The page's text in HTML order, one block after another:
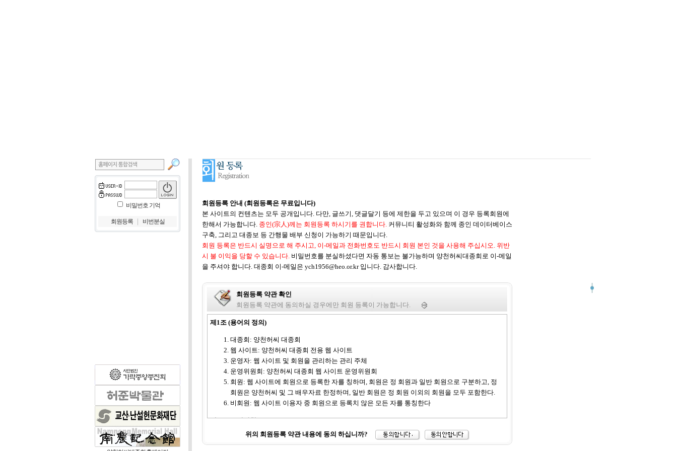
비밀번호 기억
회원등록 비번분실
회원등록 안내 (회원등록은 무료입니다)
본 사이트의 컨텐츠는 모두 공개입니다. 다만, 글쓰기, 댓글달기 등에 제한을 두고 있으며 이 경우 등록회원에
한해서 가능합니다. 종인(宗人)께는 회원등록 하시기를 권합니다. 커뮤니티 활성화와 함께 종인 데이터베이스
구축, 그리고 대종보 등 간행물 배부 신청이 가능하기 때문입니다.
회원 등록은 반드시 실명으로 해 주시고, 이-메일과 전화번호도 반드시 회원 본인 것을 사용해 주십시오. 위반
시 불 이익을 당할 수 있습니다. 비밀번호를 분실하셨다면 자동 통보는 불가능하며 양천허씨대종회로 이-메일
을 주셔야 합니다. 대종회 이-메일은 ych1956@heo.or.kr 입니다. 감사합니다.
회원등록 약관 확인
회원등록 약관에 동의하실 경우에만 회원 등록이 가능합니다.
제1조 (용어의 정의)
대종회: 양천허씨 대종회
웹 사이트: 양천허씨 대종회 전용 웹 사이트
운영자: 웹 사이트 및 회원을 관리하는 관리 주체
운영위원회: 양천허씨 대종회 웹 사이트 운영위원회
회원: 웹 사이트에 회원으로 등록한 자를 칭하며, 회원은 정 회원과 일반 회원으로 구분하고, 정
회원은 양천허씨 및 그 배우자료 한정하며, 일반 회원은 정 회원 이외의 회원을 모두 포함한다.
비회원: 웹 사이트 이용자 중 회원으로 등록치 않은 모든 자를 통칭한다
제2조 (운영방침)
대종회와 회원 및 비회원들간의 신의 및 공공질서를 기본으로 대종회 정관을 위반하지 않는 범위 내에
위의 회원등록 약관 내용에 동의 하십니까?